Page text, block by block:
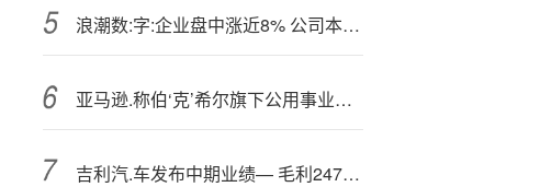
浪潮数:字:企业盘中涨近8% 公司本月底将发布业绩
亚马逊.称伯‘克’希尔旗下公用事业公司未能为数据中心提供充足电力
吉利汽.车发布中期业绩— 毛利247.19亿元同比增加24.41%